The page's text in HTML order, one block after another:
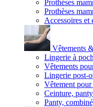
Prothèses
Prothèses
Accessoires et
Vêtements
Lingerie à
Vêtements
Lingerie post-
Vêtement
Ceinture,
Panty,